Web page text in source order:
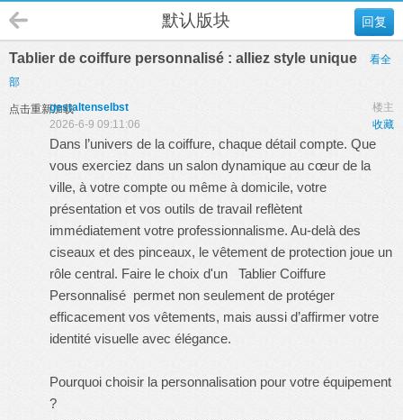
回复
默认版块
Tablier de coiffure personnalisé : alliez style unique
看全
部
点击重新加载 楼主
gestaltenselbst
收藏
2026-6-9 09:11:06
Dans l’univers de la coiffure, chaque détail compte. Que
vous exerciez dans un salon dynamique au cœur de la
ville, à votre compte ou même à domicile, votre
présentation et vos outils de travail reflètent
immédiatement votre professionnalisme. Au-delà des
ciseaux et des pinceaux, le vêtement de protection joue un
rôle central. Faire le choix d'un Tablier Coiffure
Personnalisé permet non seulement de protéger
efficacement vos vêtements, mais aussi d’affirmer votre
identité visuelle avec élégance.
Pourquoi choisir la personnalisation pour votre équipement
?